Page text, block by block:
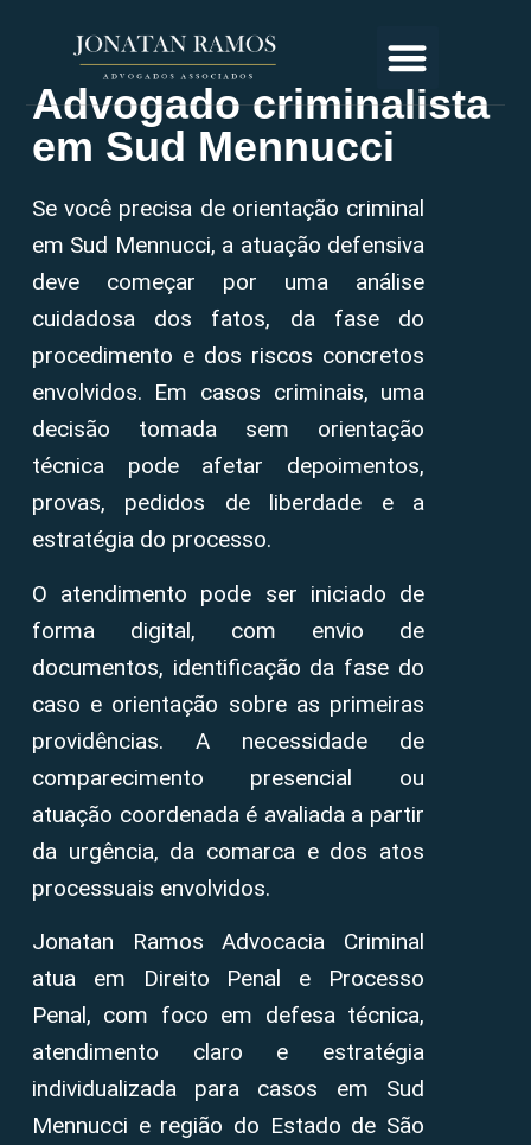
Advogado criminalista
em Sud Mennucci
Se você precisa de orientação criminal
em Sud Mennucci, a atuação defensiva
deve começar por uma análise
cuidadosa dos fatos, da fase do
procedimento e dos riscos concretos
envolvidos. Em casos criminais, uma
decisão tomada sem orientação
técnica pode afetar depoimentos,
provas, pedidos de liberdade e a
estratégia do processo.
O atendimento pode ser iniciado de
forma digital, com envio de
documentos, identificação da fase do
caso e orientação sobre as primeiras
providências. A necessidade de
comparecimento presencial ou
atuação coordenada é avaliada a partir
da urgência, da comarca e dos atos
processuais envolvidos.
Jonatan Ramos Advocacia Criminal
atua em Direito Penal e Processo
Penal, com foco em defesa técnica,
atendimento claro e estratégia
individualizada para casos em Sud
Mennucci e região do Estado de São